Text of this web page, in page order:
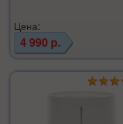
Цена:
4 990 р.